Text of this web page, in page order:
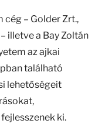
– Golder Zrt.,
illetve a Bay Zoltán
az ajkai
található
lehetőségeit
ki.